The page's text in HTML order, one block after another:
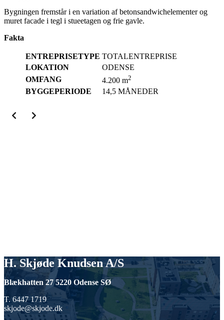
Bygningen fremstår i en variation af betonsandwichelementer og
muret facade i tegl i stueetagen og frie gavle.
Fakta
ENTREPRISETYPE TOTALENTREPRISE
LOKATION
ODENSE
OMFANG
4.200 m2
BYGGEPERIODE 14,5 MÅNEDER
H. Skjøde Knudsen A/S
Blækhatten 27 5220 Odense SØ
T. 6447 1719
skjode@skjode.dk